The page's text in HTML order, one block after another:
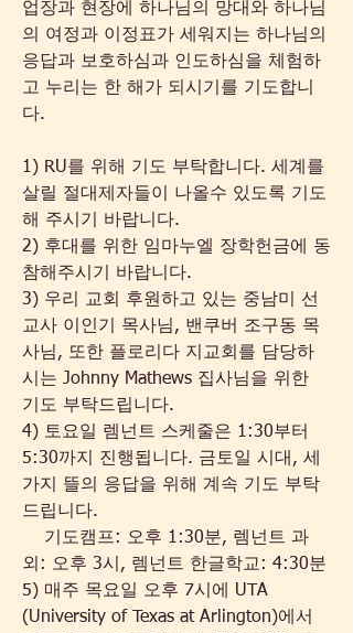
업장과 현장에 하나님의 망대와 하나님
의 여정과 이정표가 세워지는 하나님의
응답과 보호하심과 인도하심을 체험하
고 누리는 한 해가 되시기를 기도합니
다.
1) RU를 위해 기도 부탁합니다. 세계를
살릴 절대제자들이 나올수 있도록 기도
해 주시기 바랍니다.
2) 후대를 위한 임마누엘 장학헌금에 동
참해주시기 바랍니다.
3) 우리 교회 후원하고 있는 중남미 선
교사 이인기 목사님, 밴쿠버 조구동 목
사님, 또한 플로리다 지교회를 담당하
시는 Johnny Mathews 집사님을 위한
기도 부탁드립니다.
4) 토요일 렘넌트 스케줄은 1:30부터
5:30까지 진행됩니다. 금토일 시대, 세
가지 뜰의 응답을 위해 계속 기도 부탁
드립니다.
기도캠프: 오후 1:30분, 렘넌트 과
외: 오후 3시, 렘넌트 한글학교: 4:30분
5) 매주 목요일 오후 7시에 UTA
(University of Texas at Arlington)에서